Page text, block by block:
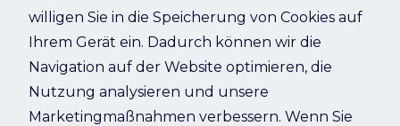
Refresh
willigen Sie in die Speicherung von Cookies auf
Ihrem Gerät ein. Dadurch können wir die
Navigation auf der Website optimieren, die
Nutzung analysieren und unsere
Marketingmaßnahmen verbessern. Wenn Sie